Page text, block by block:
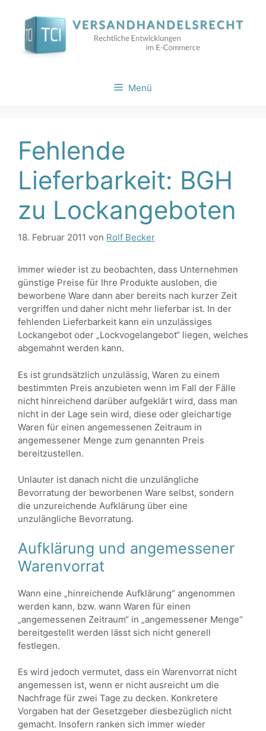
springen
Menü
Fehlende
Lieferbarkeit: BGH
zu Lockangeboten
18. Februar 2011 von Rolf Becker
Immer wieder ist zu beobachten, dass Unternehmen
günstige Preise für Ihre Produkte ausloben, die
beworbene Ware dann aber bereits nach kurzer Zeit
vergriffen und daher nicht mehr lieferbar ist. In der
fehlenden Lieferbarkeit kann ein unzulässiges
Lockangebot oder „Lockvogelangebot“ liegen, welches
abgemahnt werden kann.
Es ist grundsätzlich unzulässig, Waren zu einem
bestimmten Preis anzubieten wenn im Fall der Fälle
nicht hinreichend darüber aufgeklärt wird, dass man
nicht in der Lage sein wird, diese oder gleichartige
Waren für einen angemessenen Zeitraum in
angemessener Menge zum genannten Preis
bereitzustellen.
Unlauter ist danach nicht die unzulängliche
Bevorratung der beworbenen Ware selbst, sondern
die unzureichende Aufklärung über eine
unzulängliche Bevorratung.
Aufklärung und angemessener
Warenvorrat
Wann eine „hinreichende Aufklärung“ angenommen
werden kann, bzw. wann Waren für einen
„angemessenen Zeitraum“ in „angemessener Menge“
bereitgestellt werden lässt sich nicht generell
festlegen.
Es wird jedoch vermutet, dass ein Warenvorrat nicht
angemessen ist, wenn er nicht ausreicht um die
Nachfrage für zwei Tage zu decken. Konkretere
Vorgaben hat der Gesetzgeber diesbezüglich nicht
gemacht. Insofern ranken sich immer wieder